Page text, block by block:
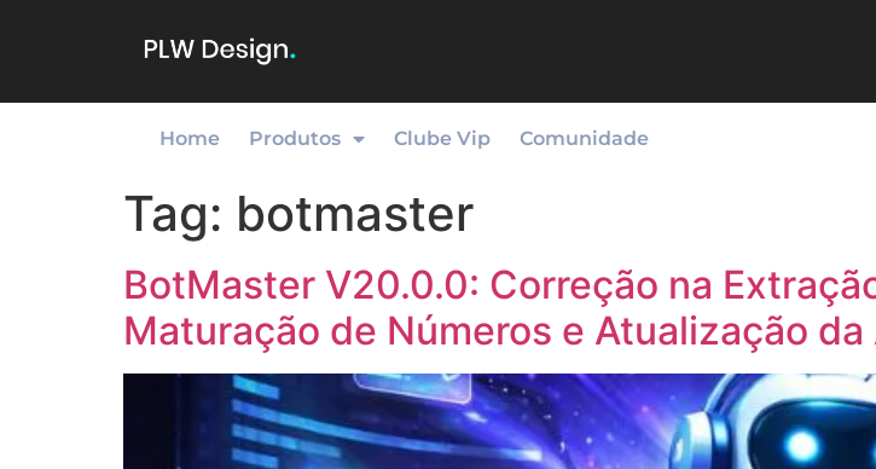
Home Produtos Clube Vip Comunidade
Tag: botmaster
BotMaster V20.0.0: Correção na
Maturação de Números e Atualização da